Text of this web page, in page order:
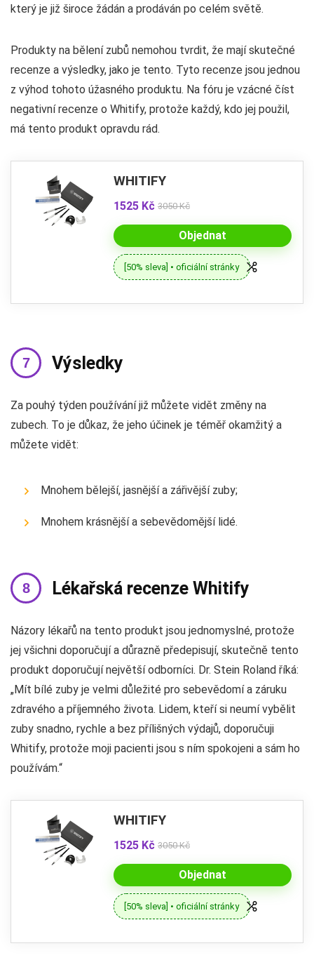
který je již široce žádán a prodáván po celém světě.
Produkty na bělení zubů nemohou tvrdit, že mají skutečné
recenze a výsledky, jako je tento. Tyto recenze jsou jednou
z výhod tohoto úžasného produktu. Na fóru je vzácné číst
negativní recenze o Whitify, protože každý, kdo jej použil,
má tento produkt opravdu rád.
WHITIFY
1525 Kč 3050 Kč
Objednat
[50% sleva] • oficiální stránky
Výsledky
Za pouhý týden používání již můžete vidět změny na
zubech. To je důkaz, že jeho účinek je téměř okamžitý a
můžete vidět:
Mnohem bělejší, jasnější a zářivější zuby;
Mnohem krásnější a sebevědomější lidé.
Lékařská recenze Whitify
Názory lékařů na tento produkt jsou jednomyslné, protože
jej všichni doporučují a důrazně předepisují, skutečně tento
produkt doporučují největší odborníci. Dr. Stein Roland říká:
„Mít bílé zuby je velmi důležité pro sebevědomí a záruku
zdravého a příjemného života. Lidem, kteří si neumí vybělit
zuby snadno, rychle a bez přílišných výdajů, doporučuji
Whitify, protože moji pacienti jsou s ním spokojeni a sám ho
používám.“
WHITIFY
1525 Kč 3050 Kč
Objednat
[50% sleva] • oficiální stránky